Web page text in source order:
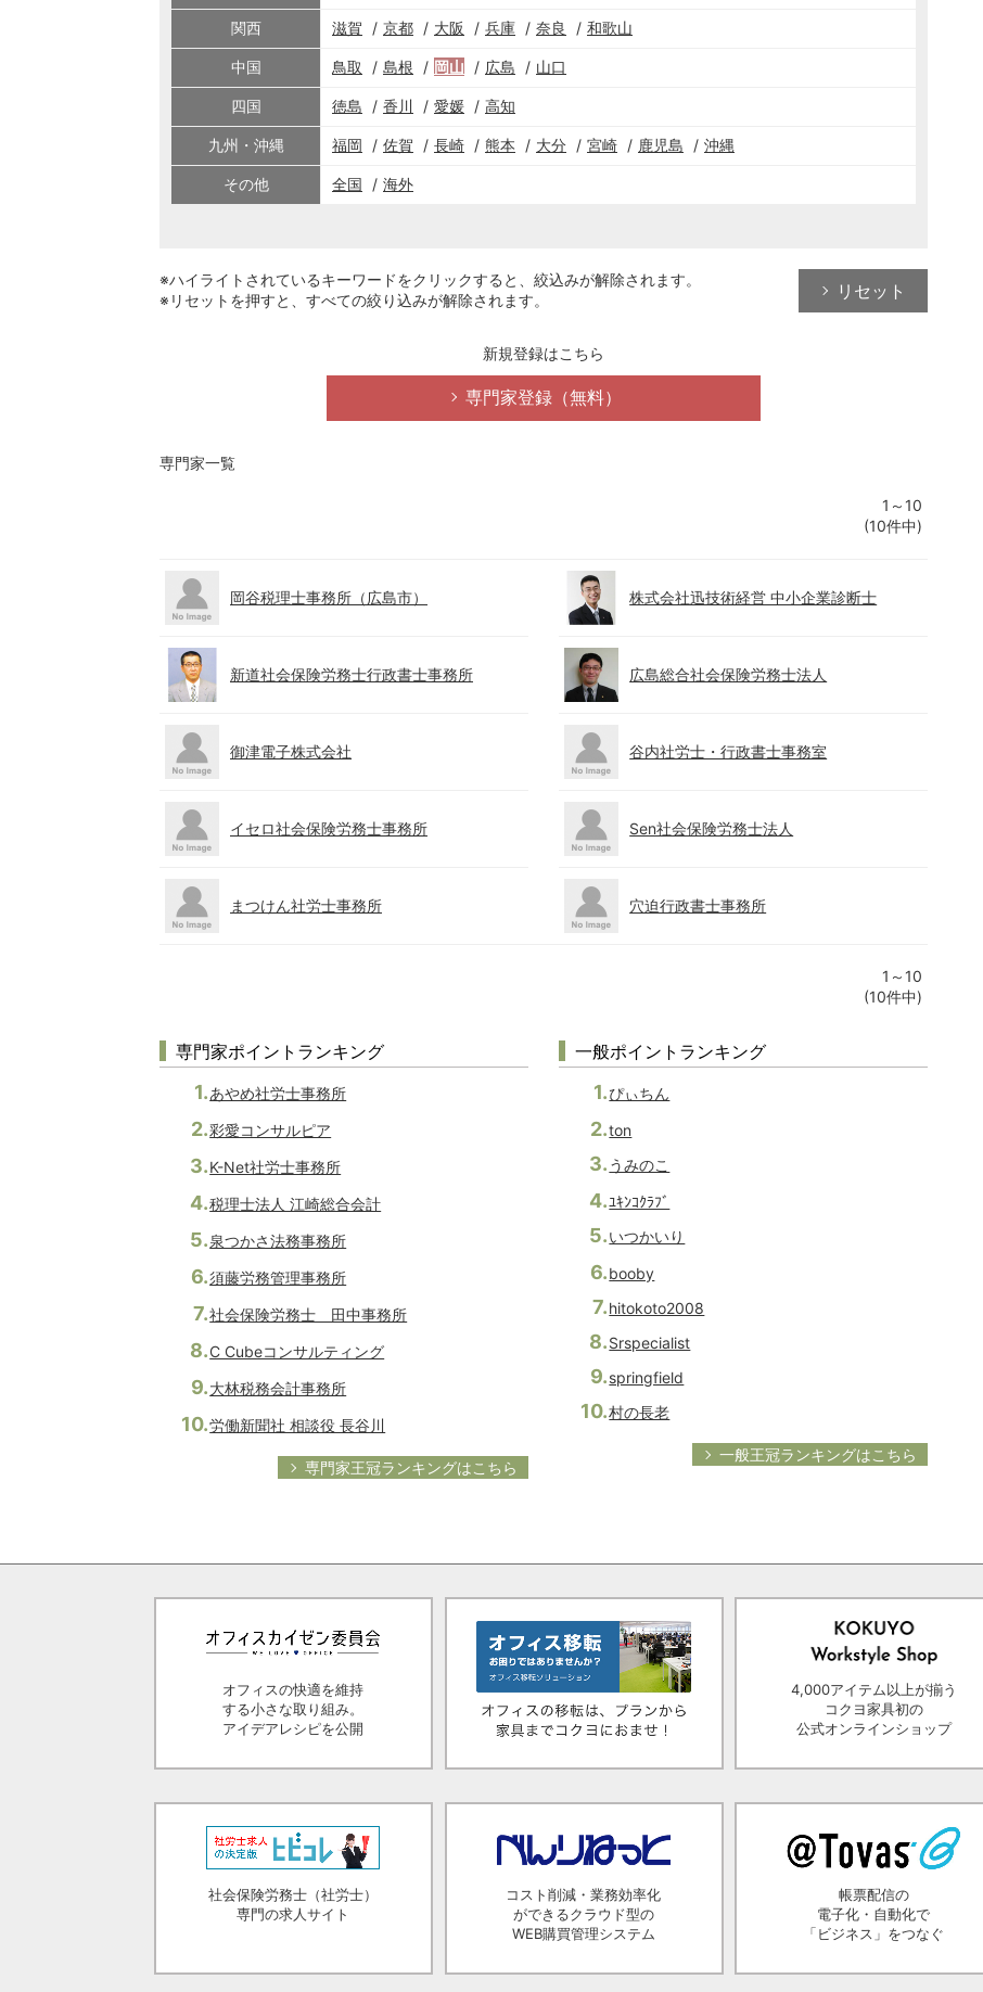
関西 滋賀 京都 大阪 兵庫 奈良 和歌山
中国 鳥取 島根 岡山 広島 山口
四国 徳島 香川 愛媛 高知
九州・沖縄 福岡 佐賀 長崎 熊本 大分 宮崎 鹿児島 沖縄
その他 全国 海外
※ハイライトされているキーワードをクリックすると、絞込みが解除されます。
※リセットを押すと、すべての絞り込みが解除されます。
リセット
新規登録はこちら
専門家登録（無料）
専門家一覧
1～10
(10件中)
岡谷税理士事務所（広島市） 株式会社迅技術経営 中小企業診断士
新道社会保険労務士行政書士事務所 広島総合社会保険労務士法人
御津電子株式会社 谷内社労士・行政書士事務室
イセロ社会保険労務士事務所 Sen社会保険労務士法人
まつけん社労士事務所 穴迫行政書士事務所
1～10
(10件中)
専門家ポイントランキング
あやめ社労士事務所
彩愛コンサルピア
K-Net社労士事務所
税理士法人 江崎総合会計
泉つかさ法務事務所
須藤労務管理事務所
社会保険労務士 田中事務所
C Cubeコンサルティング
大林税務会計事務所
労働新聞社 相談役 長谷川
専門家王冠ランキングはこちら
一般ポイントランキング
ぴぃちん
ton
うみのこ
ﾕｷﾝｺｸﾗﾌﾞ
いつかいり
booby
hitokoto2008
Srspecialist
springfield
村の長老
一般王冠ランキングはこちら
オフィスの快適を維持
する小さな取り組み。
アイデアレシピを公開
4,000アイテム以上が揃う
コクヨ家具初の
公式オンラインショップ
社会保険労務士（社労士）
専門の求人サイト
コスト削減・業務効率化
ができるクラウド型の
WEB購買管理システム
帳票配信の
電子化・自動化で
「ビジネス」をつなぐ